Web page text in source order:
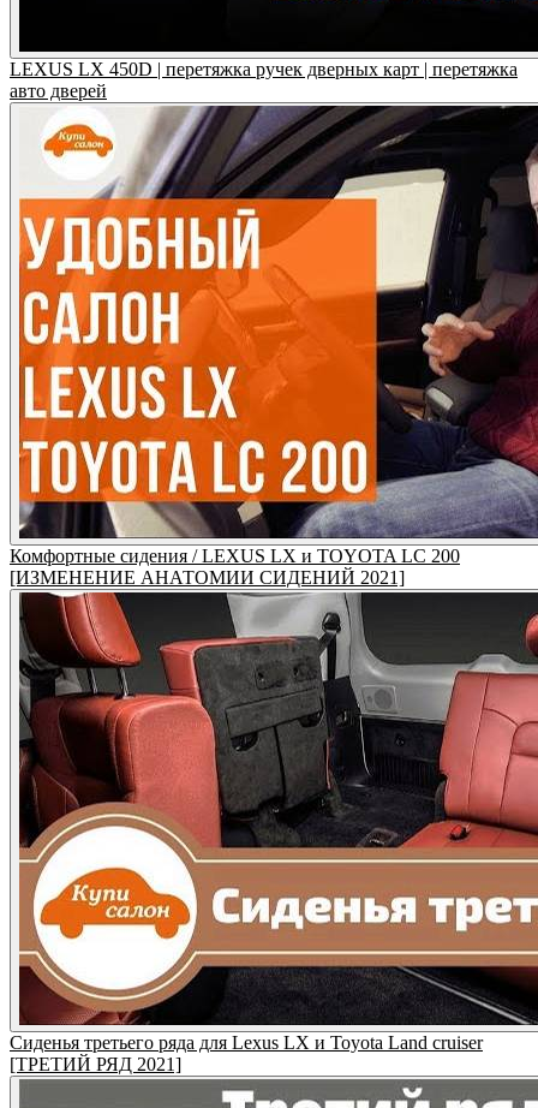
LEXUS LX 450D | перетяжка ручек дверных карт | перетяжка
авто дверей
Комфортные сидения / LEXUS LX и TOYOTA LC 200
[ИЗМЕНЕНИЕ АНАТОМИИ СИДЕНИЙ 2021]
Сиденья третьего ряда для Lexus LX и Toyota Land cruiser
[ТРЕТИЙ РЯД 2021]